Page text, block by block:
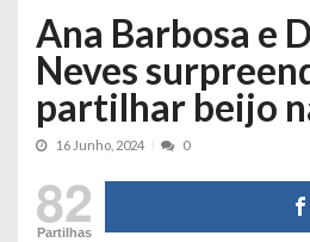
Ana Barbosa e
Neves
partilhar beijo
16 Junho, 2024 0
82
Partilhas